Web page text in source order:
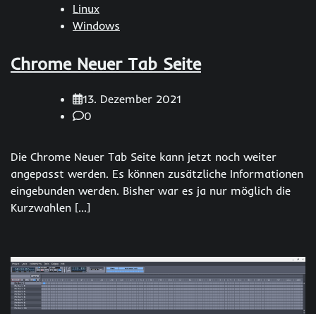
Linux
Windows
Chrome Neuer Tab Seite
13. Dezember 2021
0
Die Chrome Neuer Tab Seite kann jetzt noch weiter
angepasst werden. Es können zusätzliche Informationen
eingebunden werden. Bisher war es ja nur möglich die
Kurzwahlen […]